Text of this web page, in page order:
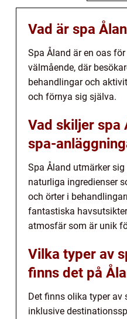
Vad är spa
Spa Åland är en oas
välmående, där
behandlingar och
och förnya sig själva.
Vad skiljer spa
spa-
Spa Åland utmärker
naturliga ingredienser
och örter i
fantastiska
atmosfär som är unik
Vilka typer av
finns det på
Det finns olika typer av
inklusive